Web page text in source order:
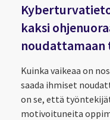
kaksi
Kuinka vaikeaa on
saada ihmiset
on se, että
motivoituneita